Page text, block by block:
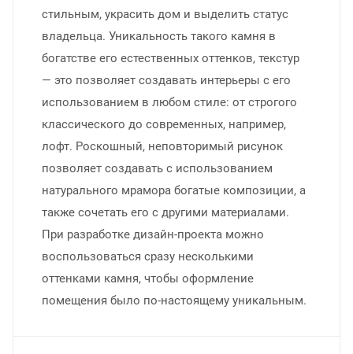
стильным, украсить дом и выделить статус
владельца. Уникальность такого камня в
богатстве его естественных оттенков, текстур
— это позволяет создавать интерьеры с его
использованием в любом стиле: от строгого
классического до современных, например,
лофт. Роскошный, неповторимый рисунок
позволяет создавать с использованием
натурального мрамора богатые композиции, а
также сочетать его с другими материалами.
При разработке дизайн-проекта можно
воспользоваться сразу несколькими
оттенками камня, чтобы оформление
помещения было по-настоящему уникальным.